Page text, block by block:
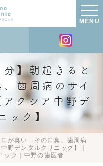
MENU
分】朝起きると
歯周病のサイ
アクシア中野デ
ック】
口が臭い…その口臭、歯周病
野デンタルクリニック】｜
ック｜中野の歯医者